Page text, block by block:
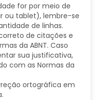
for por meio de
ou tablet), lembre-se
de linhas.
de citações e
da ABNT. Caso
sua justificativa,
com as Normas da
ortográfica em